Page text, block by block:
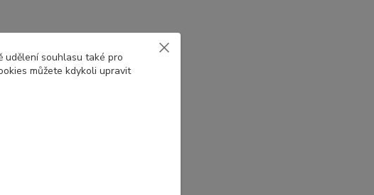
udělení souhlasu také pro
můžete kdykoli upravit